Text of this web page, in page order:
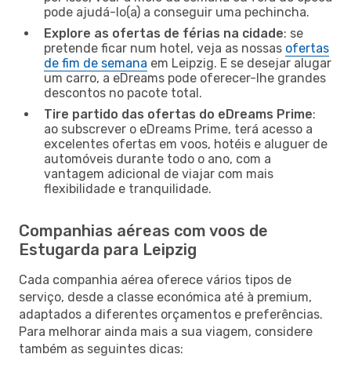
pode ajudá-lo(a) a conseguir uma pechincha.
Explore as ofertas de férias na cidade: se
pretende ficar num hotel, veja as nossas ofertas
de fim de semana em Leipzig. E se desejar alugar
um carro, a eDreams pode oferecer-lhe grandes
descontos no pacote total.
Tire partido das ofertas do eDreams Prime:
ao subscrever o eDreams Prime, terá acesso a
excelentes ofertas em voos, hotéis e aluguer de
automóveis durante todo o ano, com a
vantagem adicional de viajar com mais
flexibilidade e tranquilidade.
Companhias aéreas com voos de
Estugarda para Leipzig
Cada companhia aérea oferece vários tipos de
serviço, desde a classe económica até à premium,
adaptados a diferentes orçamentos e preferências.
Para melhorar ainda mais a sua viagem, considere
também as seguintes dicas: